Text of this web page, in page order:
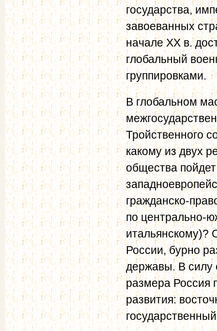
государства,
завоеванных
начале XX в.
глобальный
группировками.
В глобальном
Тройственного
какому из двух
общества
гражданско-
по центрально-
итальянскому)?
России, бурно
державы. В силу
размера Россия
развития: